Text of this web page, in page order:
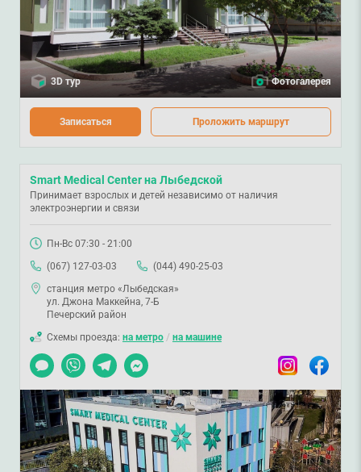
3D тур Фотогалерея
Записаться Проложить маршрут
Smart Medical Center на Лыбедской
Принимает взрослых и детей независимо от наличия
электроэнергии и связи
Пн-Вс 07:30 - 21:00
(067) 127-03-03
(044) 490-25-03
станция метро «Лыбедская»
ул. Джона Маккейна, 7-Б
Печерский район
Схемы проезда: на метро / на машине
Чат
Viber TelegramMessenger InstagramFacebook